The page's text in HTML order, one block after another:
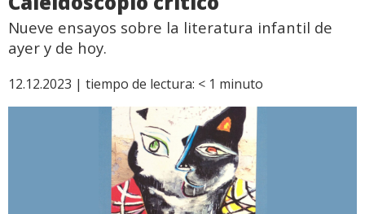
Nueve ensayos sobre la literatura infantil de
ayer y de hoy.
12.12.2023 | tiempo de lectura: < 1 minuto